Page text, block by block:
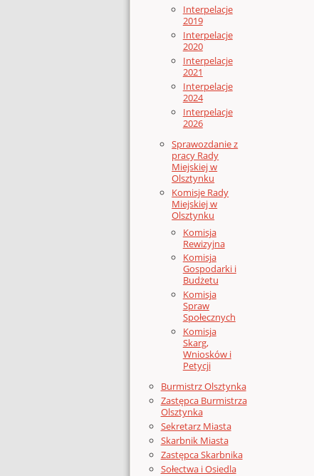
Interpelacje
2019
Interpelacje
2020
Interpelacje
2021
Interpelacje
2024
Interpelacje
2026
Sprawozdanie z
pracy Rady
Miejskiej w
Olsztynku
Komisje Rady
Miejskiej w
Olsztynku
Komisja
Rewizyjna
Komisja
Gospodarki i
Budżetu
Komisja
Spraw
Społecznych
Komisja
Skarg,
Wniosków i
Petycji
Burmistrz Olsztynka
Zastępca Burmistrza
Olsztynka
Sekretarz Miasta
Skarbnik Miasta
Zastępca Skarbnika
Sołectwa i Osiedla